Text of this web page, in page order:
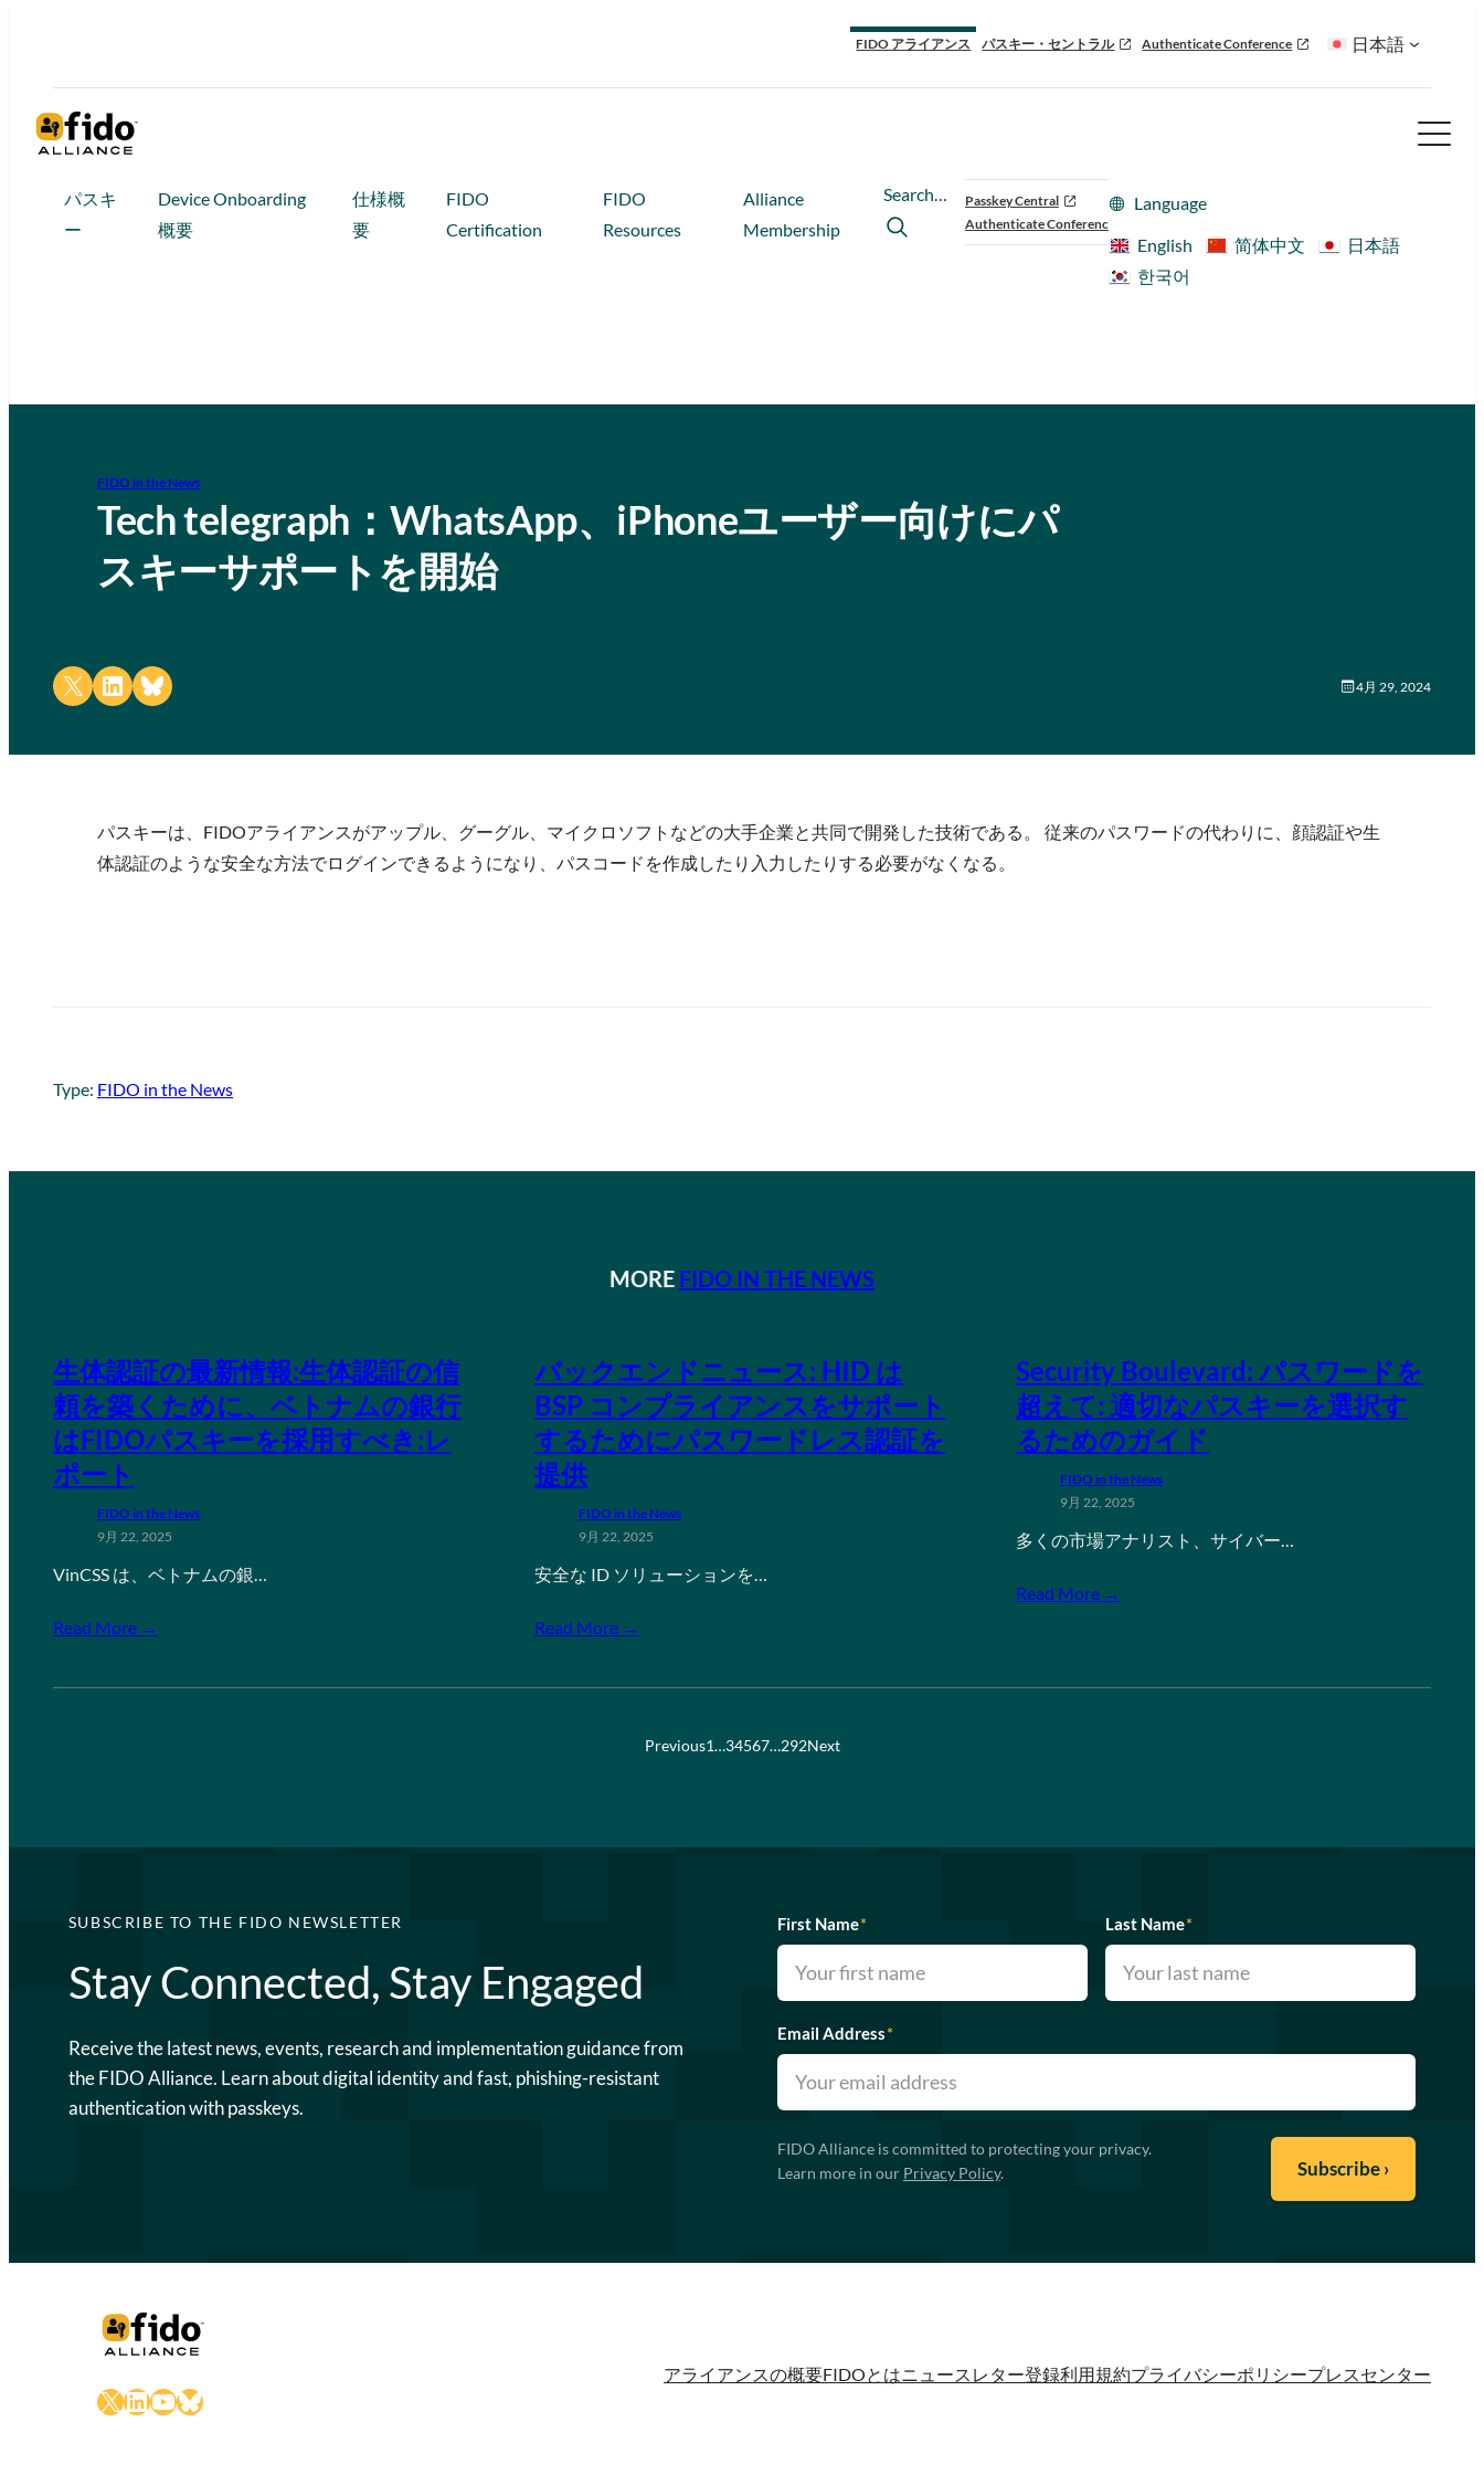
FIDO アライアンス パスキー・セントラル Authenticate Conference 日本語
パスキ
ー
Device Onboarding
概要
仕様概
要
FIDO
Certification
FIDO
Resources
Alliance
Membership
Search…
Passkey Central
Authenticate Conference
Language
English
简体中文
日本語
한국어
FIDO in the News
Tech telegraph：WhatsApp、iPhoneユーザー向けにパ
スキーサポートを開始
Share on X Share on LinkedIn
Share on Bluesky 4月 29, 2024
パスキーは、FIDOアライアンスがアップル、グーグル、マイクロソフトなどの大手企業と共同で開発した技術である。 従来のパスワードの代わりに、顔認証や生
体認証のような安全な方法でログインできるようになり、パスコードを作成したり入力したりする必要がなくなる。
Type: FIDO in the News
MORE FIDO IN THE NEWS
生体認証の最新情報:生体認証の信
頼を築くために、ベトナムの銀行
はFIDOパスキーを採用すべき:レ
ポート
FIDO in the News
9月 22, 2025
VinCSS は、ベトナムの銀…
Read More →
バックエンドニュース: HID は
BSP コンプライアンスをサポート
するためにパスワードレス認証を
提供
FIDO in the News
9月 22, 2025
安全な ID ソリューションを…
Read More →
Security Boulevard: パスワードを
超えて: 適切なパスキーを選択す
るためのガイド
FIDO in the News
9月 22, 2025
多くの市場アナリスト、サイバー…
Read More →
Previous1…34567…292Next
SUBSCRIBE TO THE FIDO NEWSLETTER
Stay Connected, Stay Engaged
Receive the latest news, events, research and implementation guidance from
the FIDO Alliance. Learn about digital identity and fast, phishing-resistant
authentication with passkeys.
First Name* Last Name*
Email Address*
FIDO Alliance is committed to protecting your privacy.
Learn more in our Privacy Policy.
X LinkedIn
YouTube
Bluesky
アライアンスの概要FIDOとはニュースレター登録利用規約プライバシーポリシープレスセンター